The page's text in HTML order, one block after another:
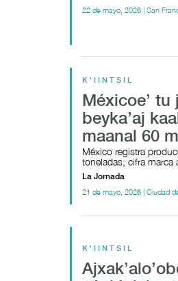
22 de mayo, 2026 | San
K'IINTSIL
Méxicoe’ tu
beyka’aj
maanal 60
México registra
toneladas; cifra
La Jornada
21 de mayo, 2026 | Ciudad
K'IINTSIL